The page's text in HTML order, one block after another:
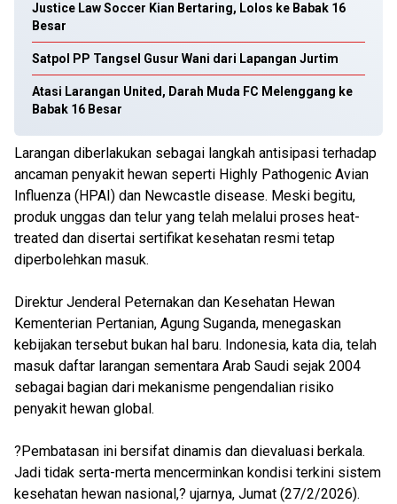
Justice Law Soccer Kian Bertaring, Lolos ke Babak 16
Besar
Satpol PP Tangsel Gusur Wani dari Lapangan Jurtim
Atasi Larangan United, Darah Muda FC Melenggang ke
Babak 16 Besar
Larangan diberlakukan sebagai langkah antisipasi terhadap
ancaman penyakit hewan seperti Highly Pathogenic Avian
Influenza (HPAI) dan Newcastle disease. Meski begitu,
produk unggas dan telur yang telah melalui proses heat-
treated dan disertai sertifikat kesehatan resmi tetap
diperbolehkan masuk.
Direktur Jenderal Peternakan dan Kesehatan Hewan
Kementerian Pertanian, Agung Suganda, menegaskan
kebijakan tersebut bukan hal baru. Indonesia, kata dia, telah
masuk daftar larangan sementara Arab Saudi sejak 2004
sebagai bagian dari mekanisme pengendalian risiko
penyakit hewan global.
?Pembatasan ini bersifat dinamis dan dievaluasi berkala.
Jadi tidak serta-merta mencerminkan kondisi terkini sistem
kesehatan hewan nasional,? ujarnya, Jumat (27/2/2026).